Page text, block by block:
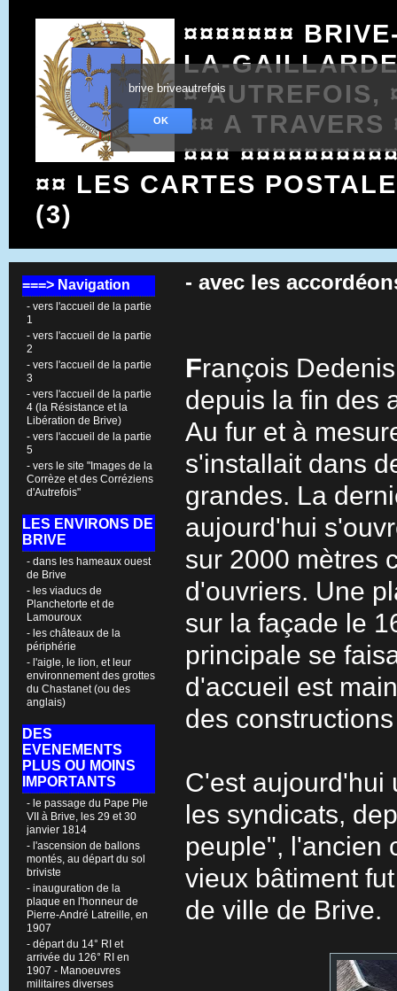
brive briveautrefois
OK
¤¤¤¤¤¤¤
LA-
¤ AUTREFOIS,
¤¤ A TRAVERS
¤¤¤
¤¤ LES CARTES
(3)
===> Navigation
- vers l'accueil de la partie
1
- vers l'accueil de la partie
2
- vers l'accueil de la partie
3
- vers l'accueil de la partie
4 (la Résistance et la
Libération de Brive)
- vers l'accueil de la partie
5
- vers le site "Images de la
Corrèze et des Corréziens
d'Autrefois"
LES ENVIRONS DE
BRIVE
- dans les hameaux ouest
de Brive
- les viaducs de
Planchetorte et de
Lamouroux
- les châteaux de la
périphérie
- l'aigle, le lion, et leur
environnement des grottes
du Chastanet (ou des
anglais)
DES
EVENEMENTS
PLUS OU MOINS
IMPORTANTS
- le passage du Pape Pie
VII à Brive, les 29 et 30
janvier 1814
- l'ascension de ballons
montés, au départ du sol
briviste
- inauguration de la
plaque en l'honneur de
Pierre-André Latreille, en
1907
- départ du 14° RI et
arrivée du 126° RI en
1907 - Manoeuvres
militaires diverses
- avec les
François
depuis la fin des
Au fur et à
s'installait dans
grandes. La
aujourd'hui
sur 2000 mètres
d'ouvriers. Une
sur la façade le
principale se
d'accueil est
des
C'est aujourd'hui
les syndicats,
peuple", l'ancien
vieux bâtiment
de ville de Brive.